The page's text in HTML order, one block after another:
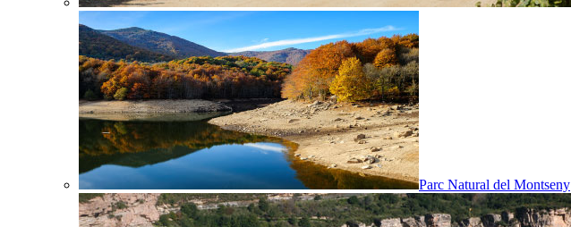
Parc Natural del Montseny